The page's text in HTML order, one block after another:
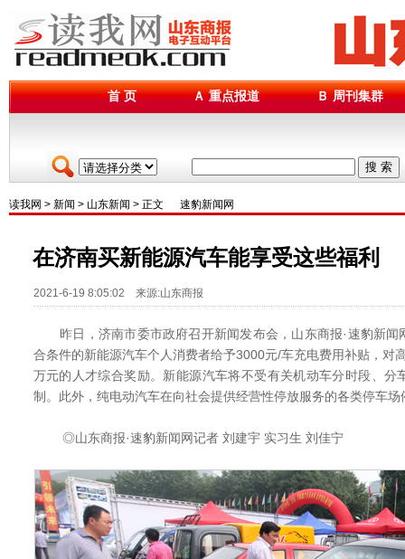
首 页 Ａ 重点报道 Ｂ 周刊集群
搜 索
读我网 > 新闻 > 山东新闻 > 正文 速豹新闻网
在济南买新能源汽车能享受这些福利
2021-6-19 8:05:02 来源:山东商报
昨日，济南市委市政府召开新闻发布会，山东商报·速豹新闻
合条件的新能源汽车个人消费者给予3000元/车充电费用补贴，对
万元的人才综合奖励。新能源汽车将不受有关机动车分时段、分
制。此外，纯电动汽车在向社会提供经营性停放服务的各类停车
◎山东商报·速豹新闻网记者 刘建宇 实习生 刘佳宁